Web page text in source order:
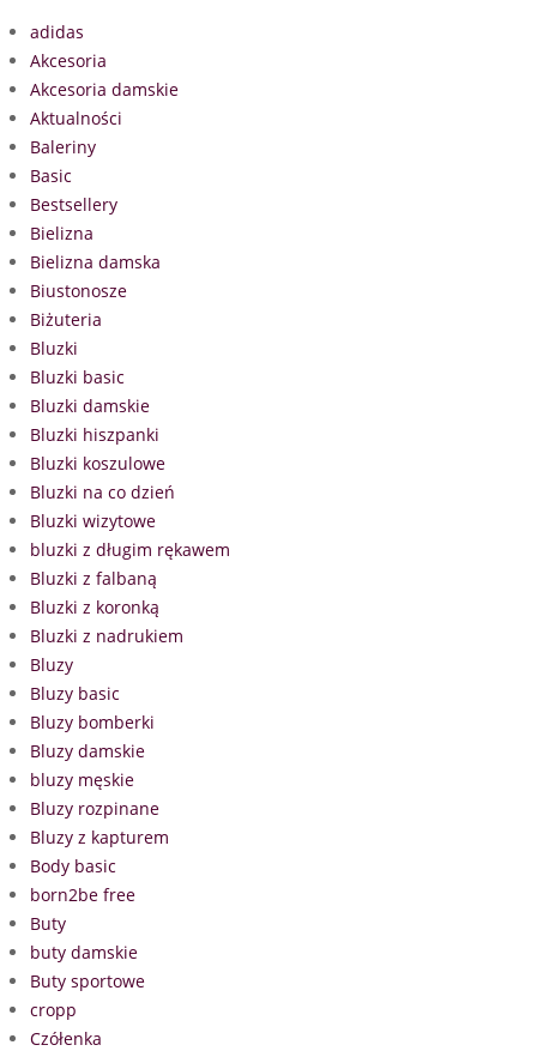
adidas
Akcesoria
Akcesoria damskie
Aktualności
Baleriny
Basic
Bestsellery
Bielizna
Bielizna damska
Biustonosze
Biżuteria
Bluzki
Bluzki basic
Bluzki damskie
Bluzki hiszpanki
Bluzki koszulowe
Bluzki na co dzień
Bluzki wizytowe
bluzki z długim rękawem
Bluzki z falbaną
Bluzki z koronką
Bluzki z nadrukiem
Bluzy
Bluzy basic
Bluzy bomberki
Bluzy damskie
bluzy męskie
Bluzy rozpinane
Bluzy z kapturem
Body basic
born2be free
Buty
buty damskie
Buty sportowe
cropp
Czółenka